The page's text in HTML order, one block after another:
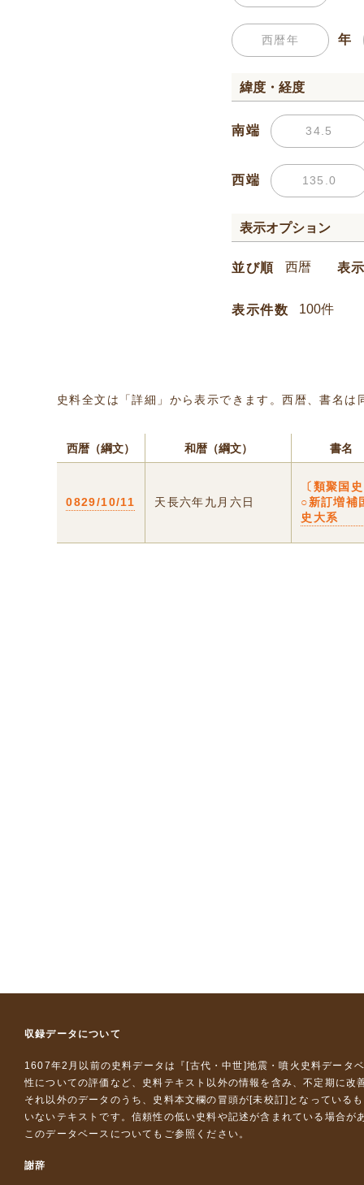
年
緯度・経度
南端
西端
表示オプション
並び順 表
表示件数
史料全文は「詳細」から表示できます。西暦、書名
西暦（綱文） 和暦（綱文） 書名
0829/10/11 天長六年九月六日
〔類聚国
○新訂増補
史大系
収録データについて
1607年2月以前の史料データは『 [古代・中世]地震・噴火史料データ
性についての評価など、史料テキスト以外の情報を含み、不定期に改
それ以外のデータのうち、史料本文欄の冒頭が[未校訂]となっている
いないテキストです。信頼性の低い史料や記述が含まれている場合が
このデータベースについて もご参照ください。
謝辞